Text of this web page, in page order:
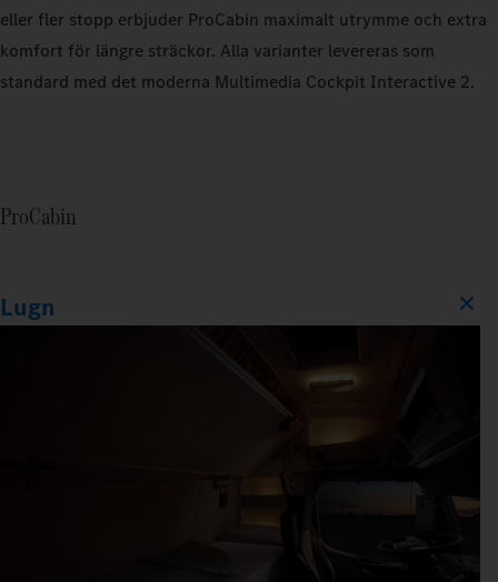
eller fler stopp erbjuder ProCabin maximalt utrymme och extra
komfort för längre sträckor. Alla varianter levereras som
standard med det moderna Multimedia Cockpit Interactive 2.
ProCabin
Lugn